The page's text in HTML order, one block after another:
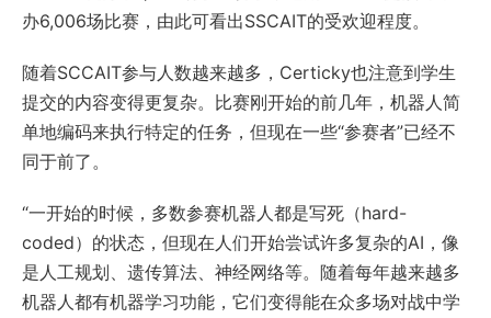
办6,006场比赛，由此可看出SSCAIT的受欢迎程度。
随着SCCAIT参与人数越来越多，Certicky也注意到学生
提交的内容变得更复杂。比赛刚开始的前几年，机器人简
单地编码来执行特定的任务，但现在一些“参赛者”已经不
同于前了。
“一开始的时候，多数参赛机器人都是写死（hard-
coded）的状态，但现在人们开始尝试许多复杂的AI，像
是人工规划、遗传算法、神经网络等。随着每年越来越多
机器人都有机器学习功能，它们变得能在众多场对战中学